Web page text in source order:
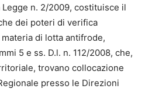
e dei pignoramenti
attraverso il
speciale esattoriale alle
agli istituti civilistici, nonché
sospensione disposta dal PM a
n. 2/2009, costituisce il
dei poteri di verifica
di lotta antifrode,
5 e ss. D.l. n. 112/2008, che,
trovano collocazione
presso le Direzioni